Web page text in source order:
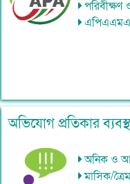
পরিবীক্ষণ
অভিযোগ প্রতিকার
অনিক ও
মাসিক/